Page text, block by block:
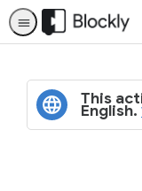
This
English.